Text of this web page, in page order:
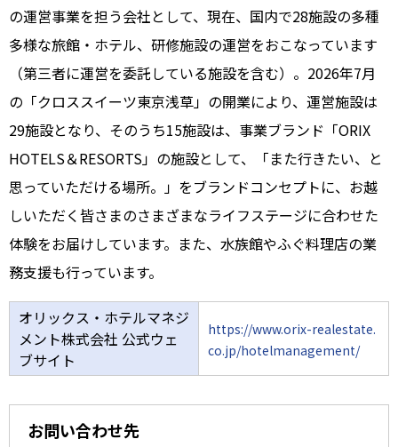
の運営事業を担う会社として、現在、国内で28施設の多種
多様な旅館・ホテル、研修施設の運営をおこなっています
（第三者に運営を委託している施設を含む）。2026年7月
の「クロススイーツ東京浅草」の開業により、運営施設は
29施設となり、そのうち15施設は、事業ブランド「ORIX
HOTELS＆RESORTS」の施設として、「また行きたい、と
思っていただける場所。」をブランドコンセプトに、お越
しいただく皆さまのさまざまなライフステージに合わせた
体験をお届けしています。また、水族館やふぐ料理店の業
務支援も行っています。
オリックス・ホテルマネジ
メント株式会社 公式ウェ
ブサイト
https://www.orix-realestate.
co.jp/hotelmanagement/
お問い合わせ先